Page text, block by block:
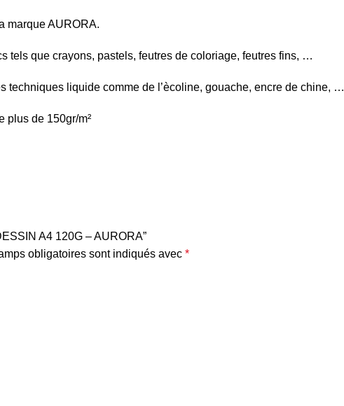
marque AURORA.
tels que crayons, pastels, feutres de coloriage, feutres fins, …
techniques liquide comme de l’ècoline, gouache, encre de chine, …
plus de 150gr/m²
A4 120G – AURORA”
obligatoires sont indiqués avec *